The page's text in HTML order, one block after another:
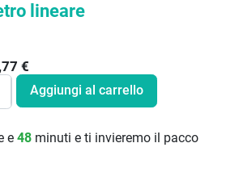
lineare
€
Aggiungi al carrello
e 48 minuti e ti invieremo il pacco